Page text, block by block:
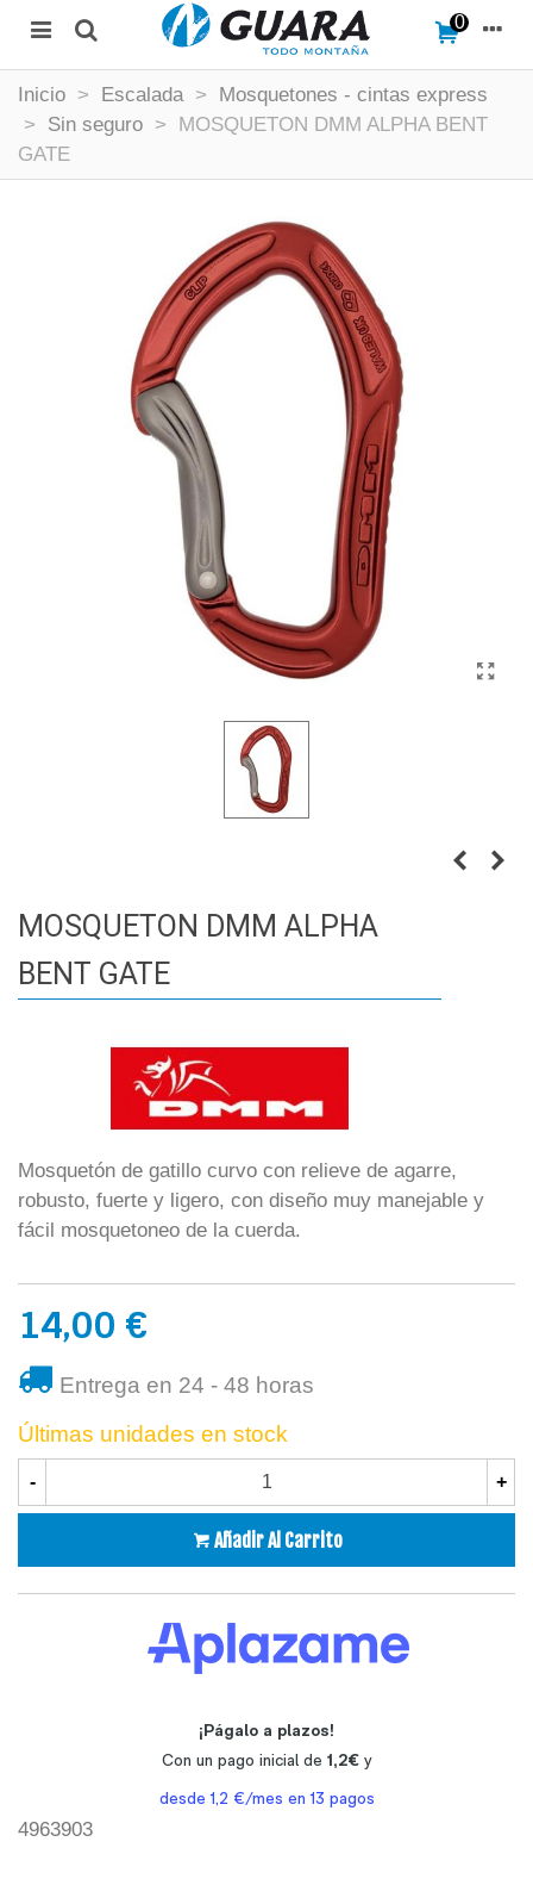
0
Inicio > Escalada >
Mosquetones - cintas express
>
Sin seguro >
MOSQUETON DMM ALPHA BENT
GATE
MOSQUETON DMM ALPHA
BENT GATE
Mosquetón de gatillo curvo con relieve de agarre,
robusto, fuerte y ligero, con diseño muy manejable y
fácil mosquetoneo de la cuerda.
14,00 €
Entrega en 24 - 48 horas
Últimas unidades en stock
- +
Añadir Al Carrito
4963903